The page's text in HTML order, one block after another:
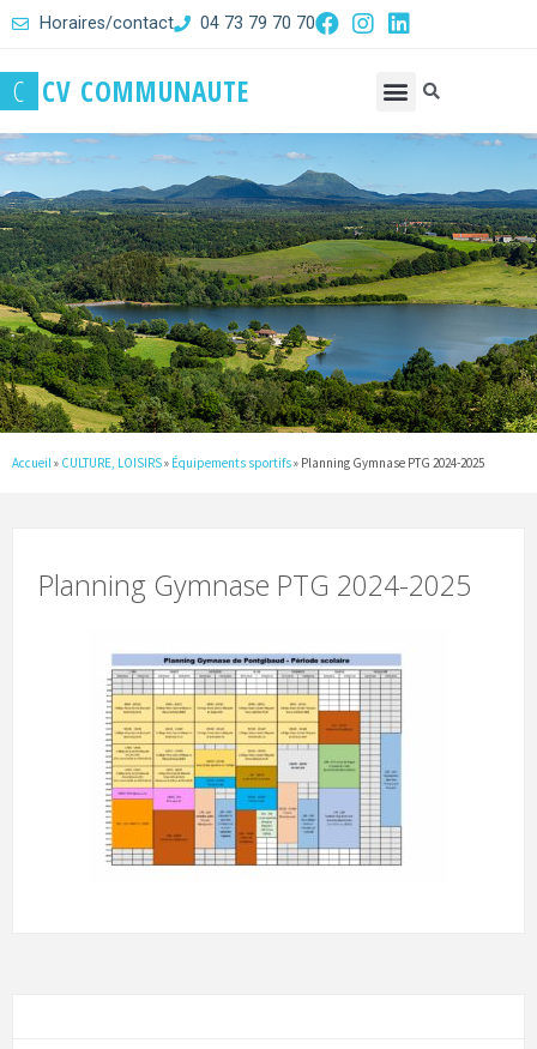
Horaires/contact 04 73 79 70 70
C CV COMMUNAUTE
Accueil » CULTURE, LOISIRS» Équipements sportifs» Planning Gymnase PTG 2024-2025
Planning Gymnase PTG 2024-2025